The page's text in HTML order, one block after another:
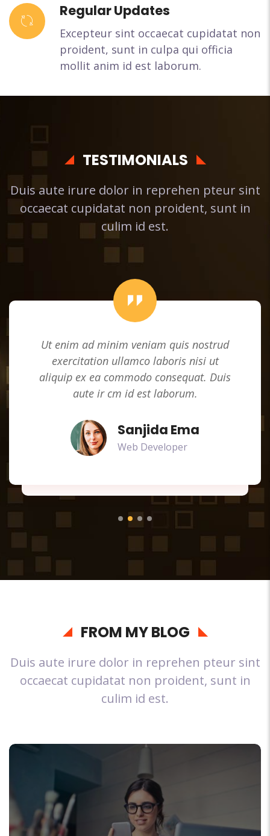
Regular Updates
Excepteur sint occaecat cupidatat non
proident, sunt in culpa qui officia
mollit anim id est laborum.
TESTIMONIALS
Duis aute irure dolor in reprehen pteur sint
occaecat cupidatat non proident, sunt in
culim id est.
Ut enim ad minim veniam quis nostrud
exercitation ullamco laboris nisi ut
aliquip ex ea commodo consequat. Duis
aute ir cm id est laborum.
Sanjida Ema
Web Developer
FROM MY BLOG
Duis aute irure dolor in reprehen pteur sint
occaecat cupidatat non proident, sunt in
culim id est.